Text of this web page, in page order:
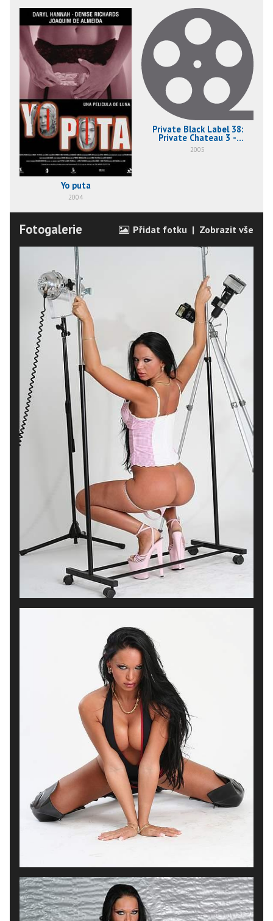
Yo puta
2004
Private Black Label 38:
Private Chateau 3 -
Secrets of the Land
2005
Fotogalerie Přidat fotku | Zobrazit vše